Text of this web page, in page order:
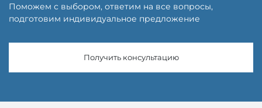
Поможем с выбором, ответим на все вопросы,
подготовим индивидуальное предложение
Получить консультацию